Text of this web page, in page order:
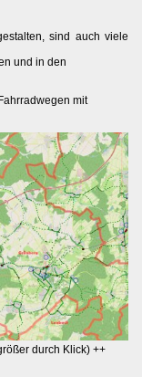
sind auch viele
und in den
mit
durch Klick) ++